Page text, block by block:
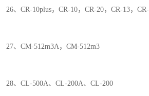
26、CR-10plus，CR-10，CR-20，CR-13，
27、CM-512m3A，CM-512m3
28、CL-500A、CL-200A、CL-200